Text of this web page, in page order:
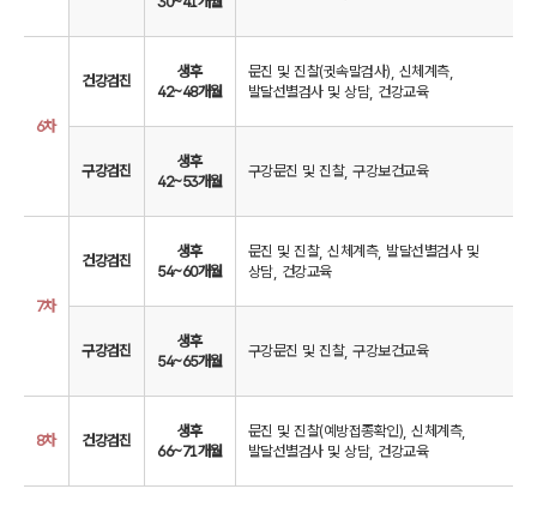
6차
건강검진
생후
42~48개월
문진 및 진찰(귓속말검사), 신체계측,
발달선별검사 및 상담, 건강교육
구강검진
생후
42~53개월
구강문진 및 진찰, 구강보건교육
7차
건강검진
생후
54~60개월
문진 및 진찰, 신체계측, 발달선별검사 및
상담, 건강교육
구강검진
생후
54~65개월
구강문진 및 진찰, 구강보건교육
8차 건강검진
생후
66~71개월
문진 및 진찰(예방접종확인), 신체계측,
발달선별검사 및 상담, 건강교육